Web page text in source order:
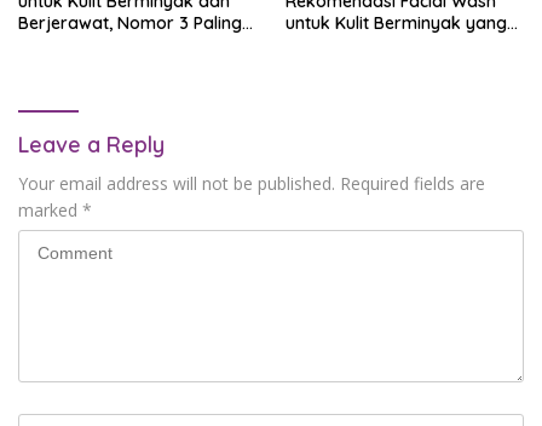
Berjerawat, Nomor 3 Paling
untuk Kulit Berminyak yang
Leave a Reply
Your email address will not be published. Required fields are
marked *